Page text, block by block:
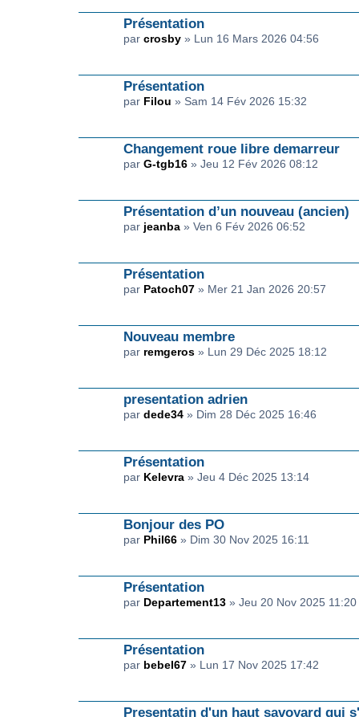
Présentation
par crosby » Lun 16 Mars 2026 04:56
Présentation
par Filou » Sam 14 Fév 2026 15:32
Changement roue libre demarreur
par G-tgb16 » Jeu 12 Fév 2026 08:12
Présentation d’un nouveau (ancien)
par jeanba » Ven 6 Fév 2026 06:52
Présentation
par Patoch07 » Mer 21 Jan 2026 20:57
Nouveau membre
par remgeros » Lun 29 Déc 2025 18:12
presentation adrien
par dede34 » Dim 28 Déc 2025 16:46
Présentation
par Kelevra » Jeu 4 Déc 2025 13:14
Bonjour des PO
par Phil66 » Dim 30 Nov 2025 16:11
Présentation
par Departement13 » Jeu 20 Nov 2025 11:20
Présentation
par bebel67 » Lun 17 Nov 2025 17:42
Presentatin d'un haut savoyard qui